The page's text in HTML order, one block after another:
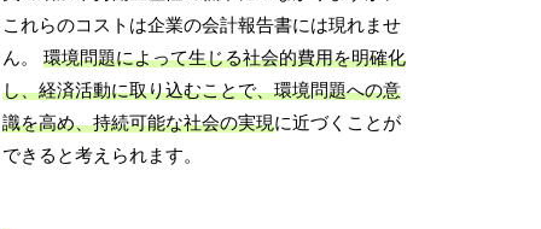
これらのコストは企業の会計報告書には現れませ
ん。環境問題によって生じる社会的費用を明確化
し、経済活動に取り込むことで、環境問題への意
識を高め、持続可能な社会の実現に近づくことが
できると考えられます。